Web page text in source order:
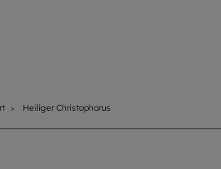
Heiliger Christophorus